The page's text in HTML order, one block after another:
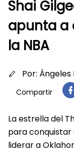
Shai
apunta a
la NBA
Por: Ángeles
Compartir
La estrella del
para conquistar
liderar a